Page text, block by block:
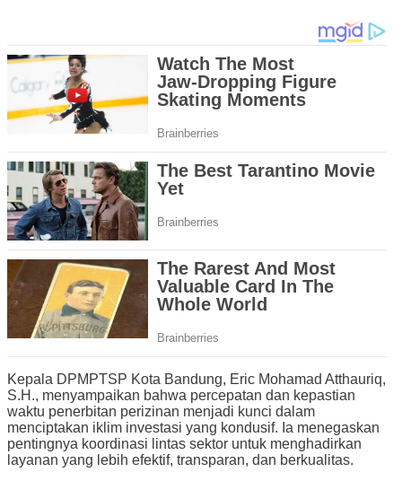
Kepala DPMPTSP Kota Bandung, Eric Mohamad Atthauriq,
S.H., menyampaikan bahwa percepatan dan kepastian
waktu penerbitan perizinan menjadi kunci dalam
menciptakan iklim investasi yang kondusif. Ia menegaskan
pentingnya koordinasi lintas sektor untuk menghadirkan
layanan yang lebih efektif, transparan, dan berkualitas.